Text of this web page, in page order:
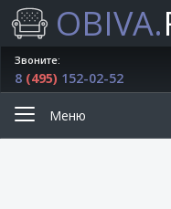
OBIVA.
Звоните:
8 (495) 152-02-52
Меню